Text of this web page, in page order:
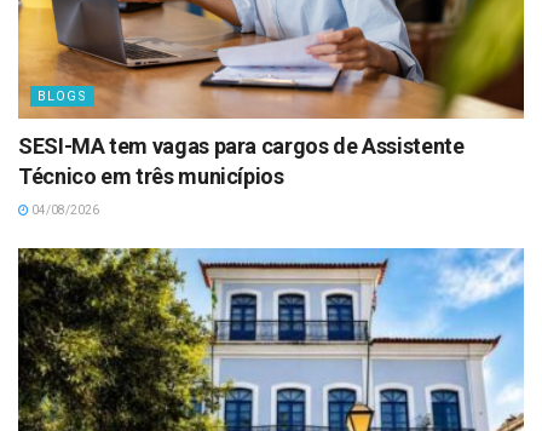
BLOGS
SESI-MA tem vagas para cargos de Assistente
Técnico em três municípios
04/08/2026